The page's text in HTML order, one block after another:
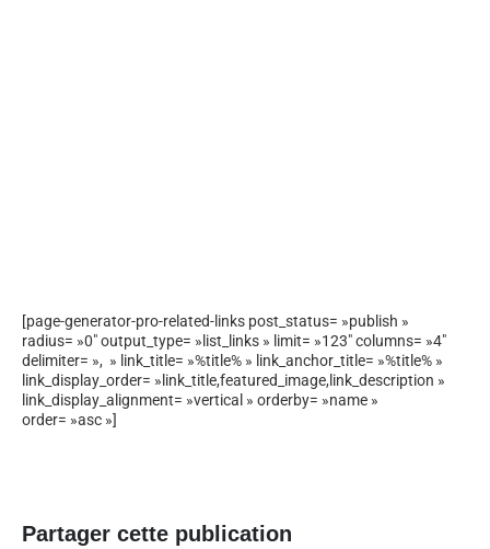
[page-generator-pro-related-links post_status= »publish »
radius= »0″ output_type= »list_links » limit= »123″ columns= »4″
delimiter= », » link_title= »%title% » link_anchor_title= »%title% »
link_display_order= »link_title,featured_image,link_description »
link_display_alignment= »vertical » orderby= »name »
order= »asc »]
Partager cette publication